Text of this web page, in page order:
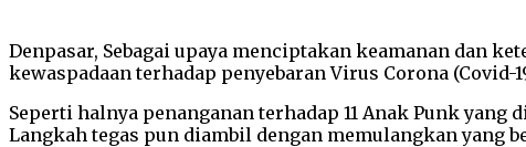
Denpasar, Sebagai upaya menciptakan keamanan dan
kewaspadaan terhadap penyebaran Virus Corona (Covid-
Seperti halnya penanganan terhadap 11 Anak Punk
Langkah tegas pun diambil dengan memulangkan yang